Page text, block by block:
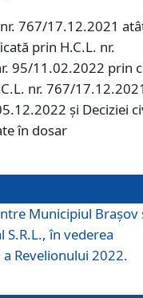
767/17.12.2021
prin H.C.L. nr.
95/11.02.2022 prin
nr. 767/
și Deciziei
în dosar
Municipiul Brașov
în vederea
Revelionului 2022.